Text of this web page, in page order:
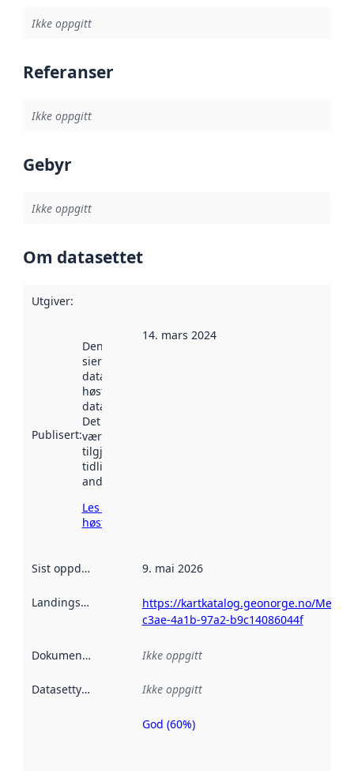
Ikke oppgitt
Referanser
Ikke oppgitt
Gebyr
Ikke oppgitt
Om datasettet
Utgiver:
Publisert:
Denne datoen
sier når
datasettet ble
høstet av
data.norge.no.
Det kan ha
vært
tilgjengelig
tidligere
andre steder.
Les mer om
høsting her
14. mars 2024
Sist oppdatert 9. mai 2026
Landingsside
https://kartkatalog.geonorge.no/
c3ae-4a1b-97a2-b9c14086044f
Dokumentasjon Ikke oppgitt
Datasettype Ikke oppgitt
Metadatakvalitet
God (60%)